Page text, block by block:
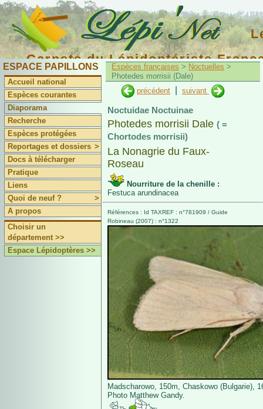
Carnets du Lépidoptériste
ESPACE PAPILLONS
Accueil national
Espèces courantes
Diaporama
Recherche
Espèces protégées
Reportages et dossiers >
Docs à télécharger
Pratique
Liens
Quoi de neuf ?
>
A propos
Choisir un
département >>
Espace Lépidoptères >>
Espèces françaises > Noctuelles >
Photedes morrisii (Dale)
précédent
suivant
Noctuidae Noctuinae
Photedes morrisii Dale ( =
Chortodes morrisii)
La Nonagrie du Faux-
Roseau
Nourriture de la chenille :
Festuca arundinacea
Références : Id TAXREF : n°781909 / Guide
Robineau (2007) : n°1322
Madscharowo, 150m, Chaskowo (Bulgarie),
Photo Matthew Gandy.